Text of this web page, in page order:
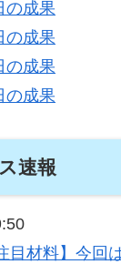
の成果
の成果
の成果
の成果
速報
目材料】今回